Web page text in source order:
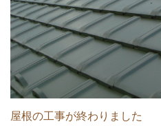
屋根の工事が終わりました